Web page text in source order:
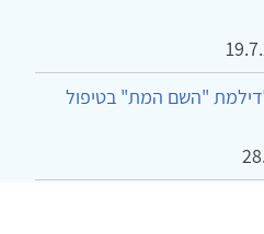
"השם המת" בטיפול